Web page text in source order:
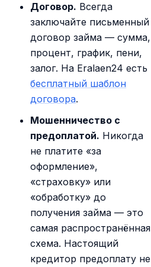
Договор. Всегда
заключайте письменный
договор займа — сумма,
процент, график, пени,
залог. На Eralaen24 есть
бесплатный шаблон
договора.
Мошенничество с
предоплатой. Никогда
не платите «за
оформление»,
«страховку» или
«обработку» до
получения займа — это
самая распространённая
схема. Настоящий
кредитор предоплату не